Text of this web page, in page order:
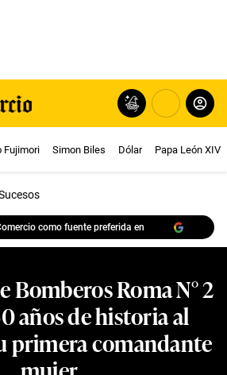
Fujimori Simon Biles Dólar Papa León XIV
como fuente preferida en
Bomberos Roma N° 2
años de historia al
primera comandante